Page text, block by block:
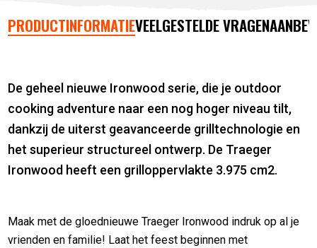
PRODUCTINFORMATIEVEELGESTELDE VRAGEN
De geheel nieuwe Ironwood serie, die je outdoor
cooking adventure naar een nog hoger niveau tilt,
dankzij de uiterst geavanceerde grilltechnologie en
het superieur structureel ontwerp. De Traeger
Ironwood heeft een grilloppervlakte 3.975 cm2.
Maak met de gloednieuwe Traeger Ironwood indruk op al je
vrienden en familie! Laat het feest beginnen met